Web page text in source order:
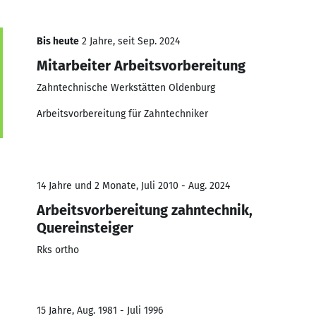
Bis heute 2 Jahre, seit Sep. 2024
Mitarbeiter Arbeitsvorbereitung
Zahntechnische Werkstätten Oldenburg
Arbeitsvorbereitung für Zahntechniker
14 Jahre und 2 Monate, Juli 2010 - Aug. 2024
Arbeitsvorbereitung zahntechnik,
Quereinsteiger
Rks ortho
15 Jahre, Aug. 1981 - Juli 1996